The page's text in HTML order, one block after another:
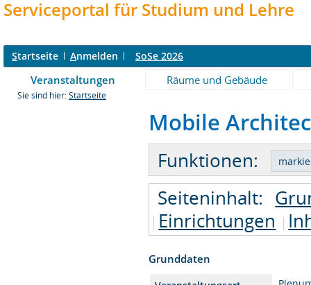
Serviceportal für Studium und Lehre
Startseite Anmelden SoSe 2026
Veranstaltungen Räume und Gebäude
Sie sind hier: Startseite
Mobile
Funktionen:
Seiteninhalt:
Einrichtungen
Grunddaten